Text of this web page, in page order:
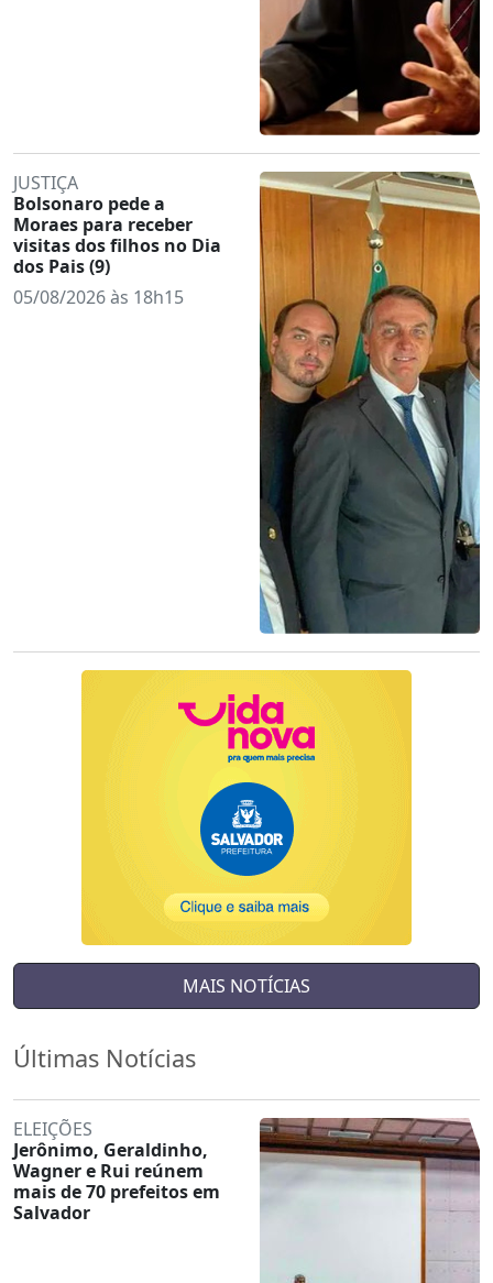
JUSTIÇA
Bolsonaro pede a
Moraes para receber
visitas dos filhos no Dia
dos Pais (9)
05/08/2026 às 18h15
MAIS NOTÍCIAS
Últimas Notícias
ELEIÇÕES
Jerônimo, Geraldinho,
Wagner e Rui reúnem
mais de 70 prefeitos em
Salvador